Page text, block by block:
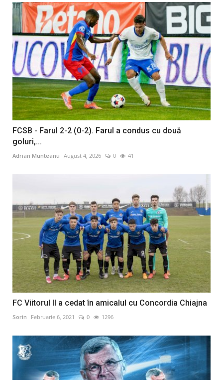
FCSB - Farul 2-2 (0-2). Farul a condus cu două
goluri,...
Adrian Munteanu August 4, 2026 0 41
FC Viitorul II a cedat în amicalul cu Concordia Chiajna
Sorin Februarie 6, 2021 0 1296